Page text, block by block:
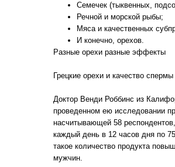
Семечек (тыквенных,
Речной и морской рыбы;
Мяса и качественных
И конечно, орехов.
Разные орехи разные эффекты
Грецкие орехи и качество спермы
Доктор Венди Роббинс из
проведенном ею исследовании
насчитывающей 58
каждый день в 12 часов дня по
такое количество продукта
мужчин.